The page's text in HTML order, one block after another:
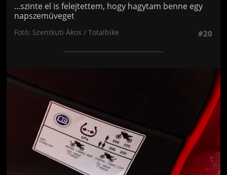
...szinte el is felejtettem, hogy hagytam benne egy
napszemüveget
Fotó: Szentkuti Ákos / Totalbike #20